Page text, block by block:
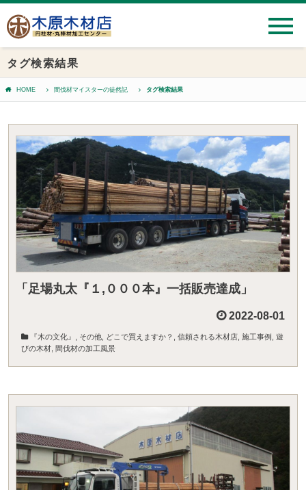
タグ検索結果
HOME 間伐材マイスターの徒然記 タグ検索結果
「足場丸太『１,０００本』一括販売達成」
2022-08-01
『木の文化』 その他 どこで買えますか？ 信頼される木材店 施工事例 遊
びの木材 間伐材の加工風景